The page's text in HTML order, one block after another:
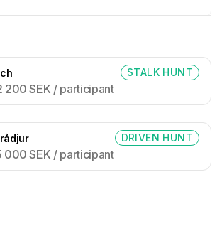
STALK HUNT
200 SEK / participant
DRIVEN HUNT
000SEK / participant